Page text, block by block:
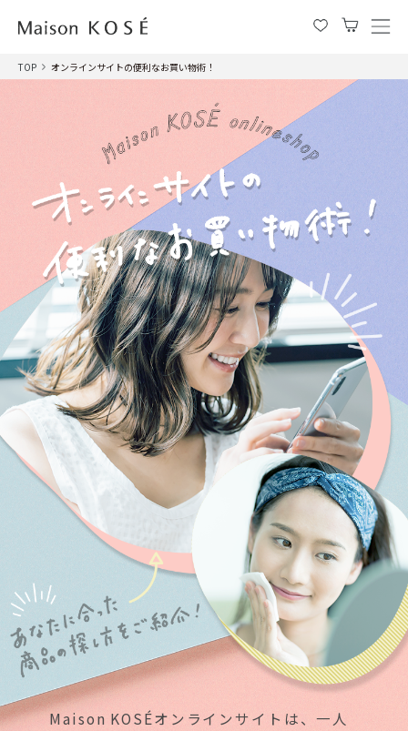
メ
を
TOP オンラインサイトの便利なお買い物術！
Maison KOSÉオンラインサイトは、一人